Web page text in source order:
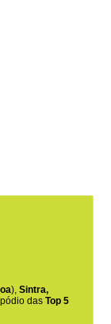
), Sintra,
das Top 5